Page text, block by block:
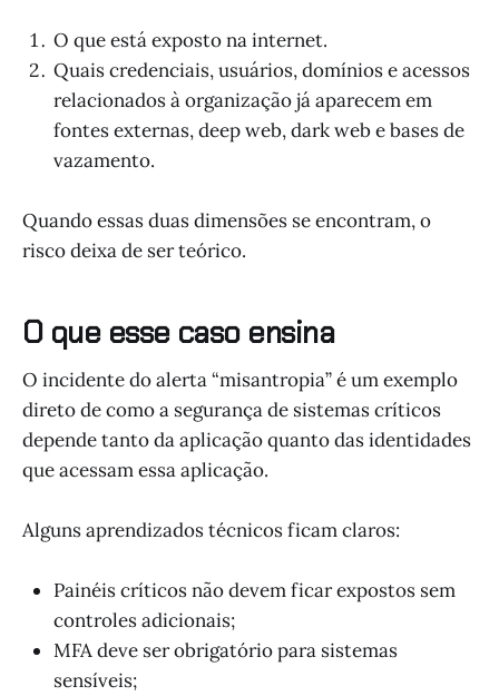
O que está exposto na internet.
Quais credenciais, usuários, domínios e acessos
relacionados à organização já aparecem em
fontes externas, deep web, dark web e bases de
vazamento.
Quando essas duas dimensões se encontram, o
risco deixa de ser teórico.
O que esse caso ensina
O incidente do alerta “misantropia” é um exemplo
direto de como a segurança de sistemas críticos
depende tanto da aplicação quanto das identidades
que acessam essa aplicação.
Alguns aprendizados técnicos ficam claros:
Painéis críticos não devem ficar expostos sem
controles adicionais;
MFA deve ser obrigatório para sistemas
sensíveis;